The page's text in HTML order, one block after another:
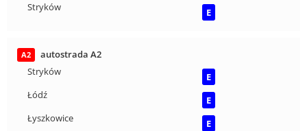
Stryków
E
A2
autostrada A2
Stryków
E
Łódź
E
Łyszkowice
E